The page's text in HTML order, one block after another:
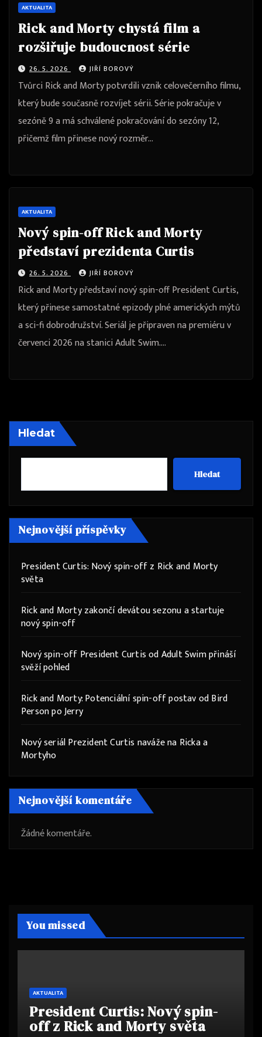
AKTUALITA
Rick and Morty chystá film a
rozšiřuje budoucnost série
26. 5. 2026 JIŘÍ BOROVÝ
Tvůrci Rick and Morty potvrdili vznik celovečerního filmu,
který bude současně rozvíjet sérii. Série pokračuje v
sezóně 9 a má schválené pokračování do sezóny 12,
přičemž film přinese nový rozměr…
AKTUALITA
Nový spin-off Rick and Morty
představí prezidenta Curtis
26. 5. 2026 JIŘÍ BOROVÝ
Rick and Morty představí nový spin-off President Curtis,
který přinese samostatné epizody plné amerických mýtů
a sci-fi dobrodružství. Seriál je připraven na premiéru v
červenci 2026 na stanici Adult Swim.…
Hledat
Hledat
Nejnovější příspěvky
President Curtis: Nový spin-off z Rick and Morty
světa
Rick and Morty zakončí devátou sezonu a startuje
nový spin-off
Nový spin-off President Curtis od Adult Swim přináší
svěží pohled
Rick and Morty: Potenciální spin-off postav od Bird
Person po Jerry
Nový seriál Prezident Curtis naváže na Ricka a
Mortyho
Nejnovější komentáře
Žádné komentáře.
You missed
AKTUALITA
President Curtis: Nový spin-
off z Rick and Morty světa